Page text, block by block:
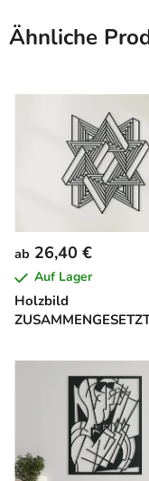
Ähnliche
Holzbild
ab 26,40 €
Auf Lager